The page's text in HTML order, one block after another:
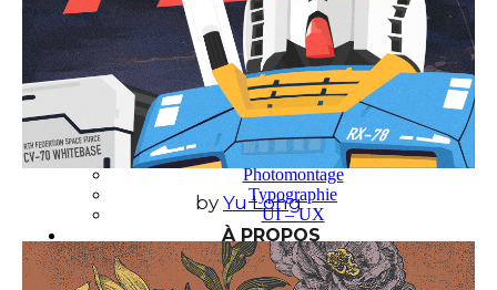
PROJETS
Dessin
Identité
Illustration
Montage vidéo
Motion Design – Conception 3D
Photographie
Photomontage
Typographie
UI – UX
À PROPOS
by Yu Long